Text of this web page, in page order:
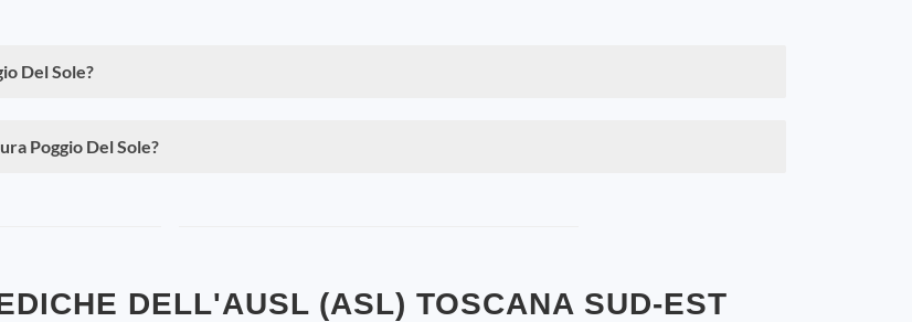
Del Sole?
Poggio Del Sole?
DELL'AUSL (ASL) TOSCANA SUD-EST